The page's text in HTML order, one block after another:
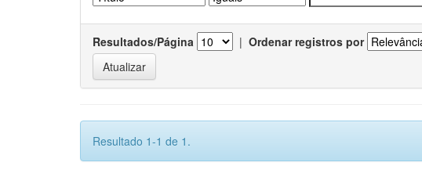
Resultados/Página | Ordenar registros por
Resultado 1-1 de 1.